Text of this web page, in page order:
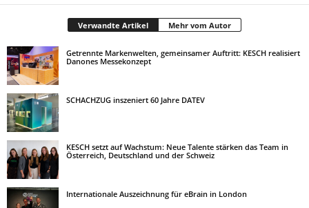
Verwandte Artikel Mehr vom Autor
Getrennte Markenwelten, gemeinsamer Auftritt: KESCH realisiert
Danones Messekonzept
SCHACHZUG inszeniert 60 Jahre DATEV
KESCH setzt auf Wachstum: Neue Talente stärken das Team in
Österreich, Deutschland und der Schweiz
Internationale Auszeichnung für eBrain in London